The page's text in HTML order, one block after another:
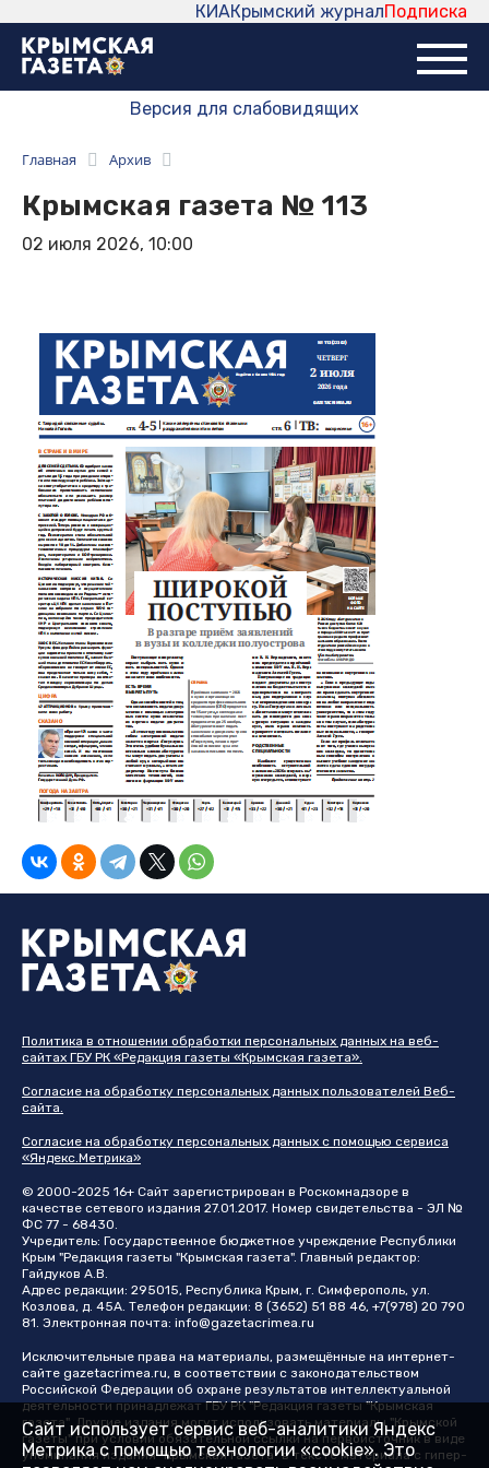
Подписка
Крымский журнал
КИА
Версия для слабовидящих
Главная Архив
Крымская газета № 113
02 июля 2026, 10:00
Политика в отношении обработки персональных данных на веб-
сайтах ГБУ РК «Редакция газеты «Крымская газета».
Согласие на обработку персональных данных пользователей Веб-
сайта.
Согласие на обработку персональных данных с помощью сервиса
«Яндекс.Метрика»
© 2000-2025 16+ Сайт зарегистрирован в Роскомнадзоре в
качестве сетевого издания 27.01.2017. Номер свидетельства - ЭЛ №
ФС 77 - 68430.
Учредитель: Государственное бюджетное учреждение Республики
Крым "Редакция газеты "Крымская газета". Главный редактор:
Гайдуков А.В.
Адрес редакции: 295015, Республика Крым, г. Симферополь, ул.
Козлова, д. 45А. Телефон редакции: 8 (3652) 51 88 46, +7(978) 20 790
81. Электронная почта: info@gazetacrimea.ru
Исключительные права на материалы, размещённые на интернет-
сайте gazetacrimea.ru, в соответствии с законодательством
Российской Федерации об охране результатов интеллектуальной
деятельности принадлежат ГБУ РК "Редакция газеты "Крымская
газета". Другие издания могут использовать материалы "Крымской
газеты" при условии обязательной ссылки на первоисточник в виде
упоминания издания "Крымская газета" в тексте материала с гипер-
Сайт использует сервис веб-аналитики Яндекс
Метрика с помощью технологии «cookie». Это